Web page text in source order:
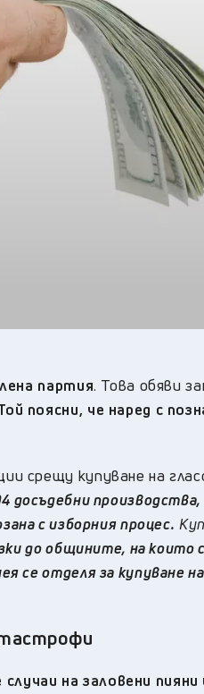
партия. Това обяви
поясни, че наред с
срещу купуване на
досъдебни
с изборния процес.
до общините, на които
се отделя за купуване на
на заловени пияни